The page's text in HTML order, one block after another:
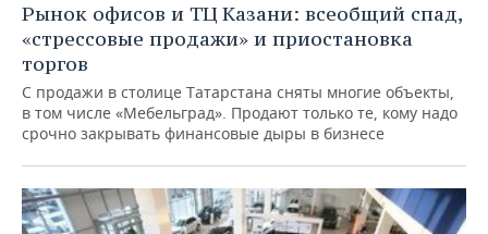
Рынок офисов и ТЦ Казани: всеобщий спад,
«стрессовые продажи» и приостановка
торгов
С продажи в столице Татарстана сняты многие объекты,
в том числе «Мебельград». Продают только те, кому надо
срочно закрывать финансовые дыры в бизнесе